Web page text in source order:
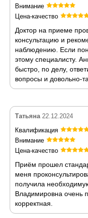
Внимание
Цена-качество
Доктор на приеме
консультацию и
наблюдению. Если
этому специалисту.
быстро, по делу,
вопросы и довольно-
Татьяна 22.12.2024
Квалификация
Внимание
Цена-качество
Приём прошел
меня
получила
Владимировна очень
корректная.